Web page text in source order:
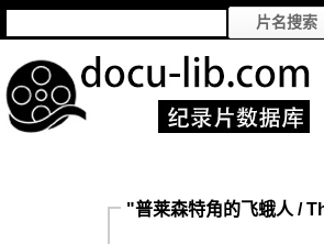
"普莱森特角的飞蛾人 /